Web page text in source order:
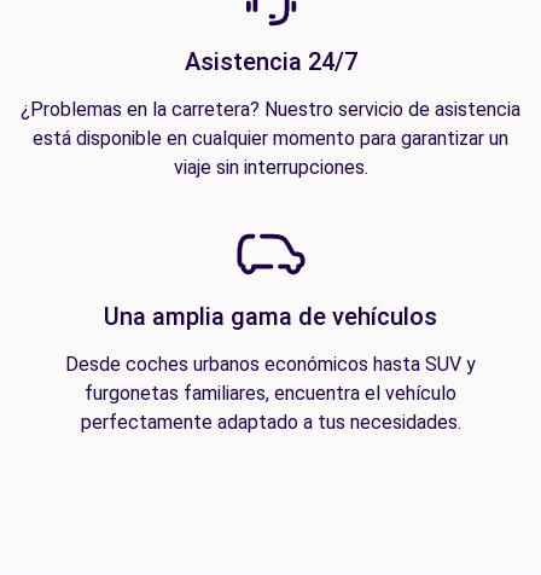
Asistencia 24/7
¿Problemas en la carretera? Nuestro servicio de asistencia
está disponible en cualquier momento para garantizar un
viaje sin interrupciones.
Una amplia gama de vehículos
Desde coches urbanos económicos hasta SUV y
furgonetas familiares, encuentra el vehículo
perfectamente adaptado a tus necesidades.